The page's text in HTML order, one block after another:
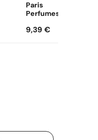
Paris
Perfumes
9,39€